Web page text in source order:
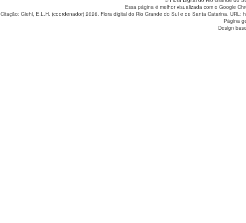
Essa página é melhor visualizada com o Google
Citação: Giehl, E.L.H. (coordenador) 2026. Flora digital do Rio Grande do Sul e de Santa Catarina. URL:
Página
Design